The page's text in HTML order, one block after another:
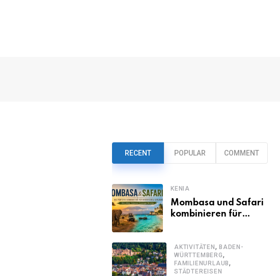
RECENT POPULAR COMMENT
KENIA
Mombasa und Safari
kombinieren für
Kenia-Urlaub
AKTIVITÄTEN , BADEN-
WÜRTTEMBERG,
FAMILIENURLAUB,
STÄDTEREISEN